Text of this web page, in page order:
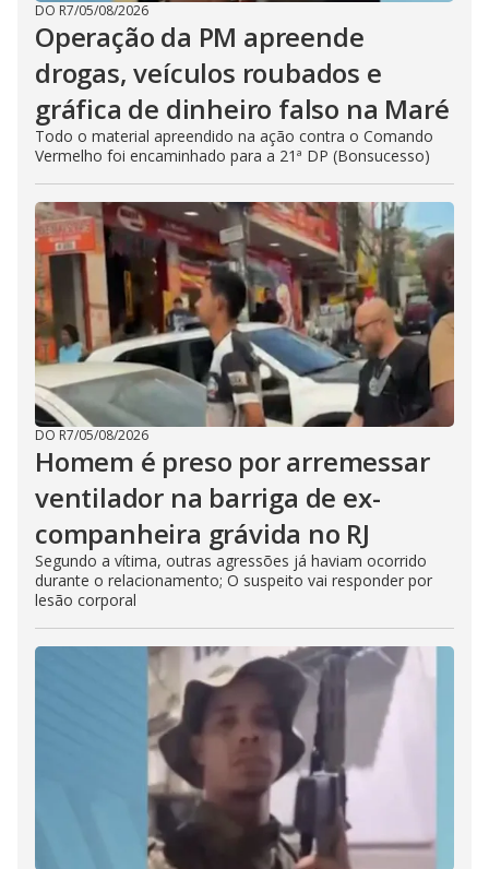
DO R7/05/08/2026
Operação da PM apreende
drogas, veículos roubados e
gráfica de dinheiro falso na Maré
Todo o material apreendido na ação contra o Comando
Vermelho foi encaminhado para a 21ª DP (Bonsucesso)
DO R7/05/08/2026
Homem é preso por arremessar
ventilador na barriga de ex-
companheira grávida no RJ
Segundo a vítima, outras agressões já haviam ocorrido
durante o relacionamento; O suspeito vai responder por
lesão corporal